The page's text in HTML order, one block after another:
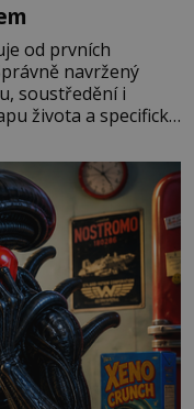
od prvních
navržený
soustředění i
života a specifické
měl působit
věk je